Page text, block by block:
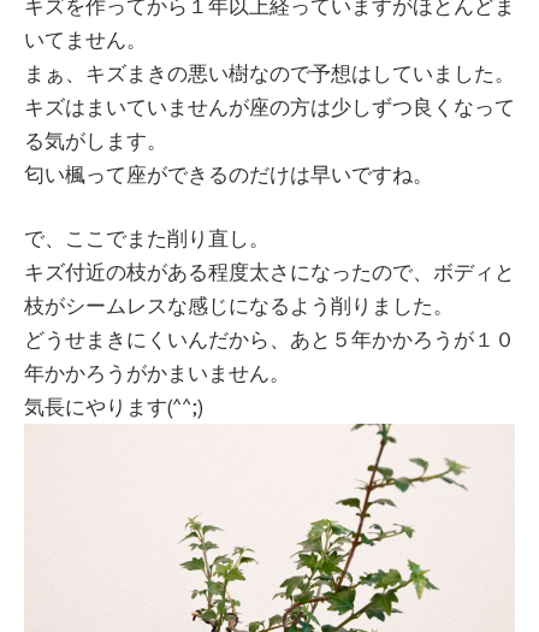
キズを作ってから１年以上経っていますがほとんどま
いてません。
まぁ、キズまきの悪い樹なので予想はしていました。
キズはまいていませんが座の方は少しずつ良くなって
る気がします。
匂い楓って座ができるのだけは早いですね。
で、ここでまた削り直し。
キズ付近の枝がある程度太さになったので、ボディと
枝がシームレスな感じになるよう削りました。
どうせまきにくいんだから、あと５年かかろうが１０
年かかろうがかまいません。
気長にやります(^^;)